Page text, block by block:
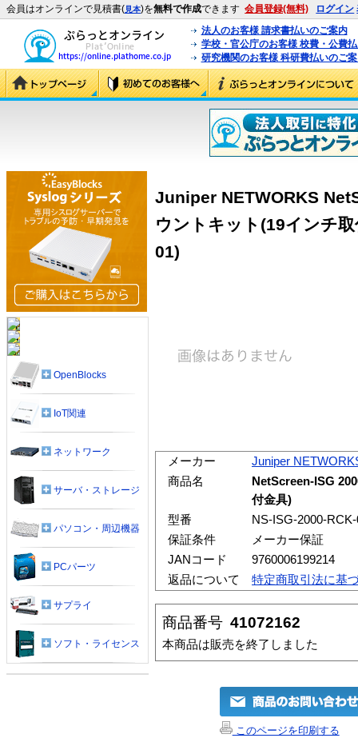
会員はオンラインで見積書(見本)を無料で作成できます 会員登録(無料) ログイン
法人のお客様 請求書払いのご案内
学校・官公庁のお客様 校費・公費
研究機関のお客様 科研費払いのご
Juniper NETWORKS
ウントキット(19インチ
01)
メーカー
Juniper
商品名
NetScreen-ISG
付金具)
型番
NS-ISG-2000-
保証条件
メーカー保証
JANコード
9760006199214
返品について
特定商取引法に基
商品番号 41072162
本商品は販売を終了しました
このページを印刷する
OpenBlocks
IoT関連
ネットワーク
サーバ・ストレージ
パソコン・周辺機器
PCパーツ
サプライ
ソフト・ライセンス